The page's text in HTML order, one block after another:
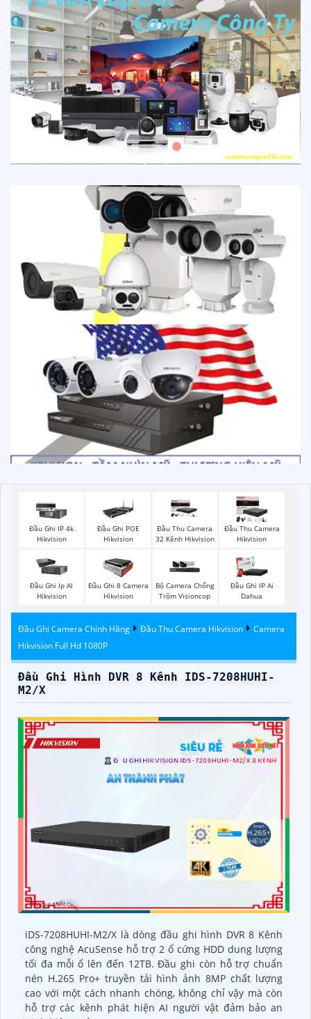
Đầu Ghi IP 4k
Hikvision
Đầu Ghi POE
Hikvision
Đầu Thu Camera
32 Kênh Hikvision
Đầu Thu Camera
Hikvision
Đầu Ghi Ip AI
Hikvision
Đầu Ghi 8 Camera
Hikvision
Bộ Camera Chống
Trộm Visioncop
Đầu Ghi IP Ai
Dahua
Đầu Ghi Camera Chính Hãng Đầu Thu Camera Hikvision
Camera
Hikvision Full Hd 1080P
Đầu Ghi Hình DVR 8 Kênh IDS-7208HUHI-
M2/X
iDS-7208HUHI-M2/X là dòng đầu ghi hình DVR 8 Kênh
công nghệ AcuSense hỗ trợ 2 ổ cứng HDD dung lượng
tối đa mỗi ổ lên đến 12TB. Đầu ghi còn hỗ trợ chuẩn
nén H.265 Pro+ truyền tải hình ảnh 8MP chất lượng
cao với một cách nhanh chóng, không chỉ vậy mà còn
hỗ trợ các kênh phát hiện AI người vật đảm bảo an